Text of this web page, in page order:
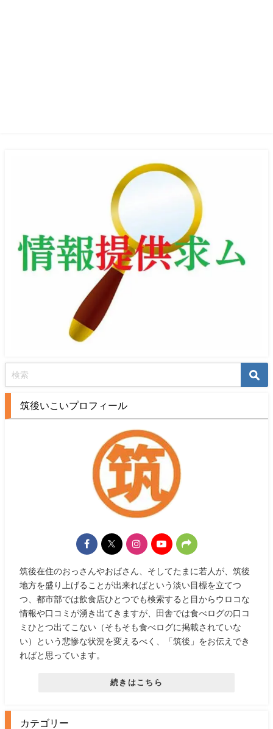
筑後いこいプロフィール
筑後在住のおっさんやおばさん、そしてたまに若人が、筑後
地方を盛り上げることが出来ればという淡い目標を立てつ
つ、都市部では飲食店ひとつでも検索すると目からウロコな
情報や口コミが湧き出てきますが、田舎では食べログの口コ
ミひとつ出てこない（そもそも食べログに掲載されていな
い）という悲惨な状況を変えるべく、「筑後」をお伝えでき
ればと思っています。
続きはこちら
カテゴリー